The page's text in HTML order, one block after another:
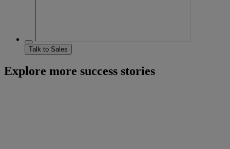
Talk to Sales
Explore more success stories